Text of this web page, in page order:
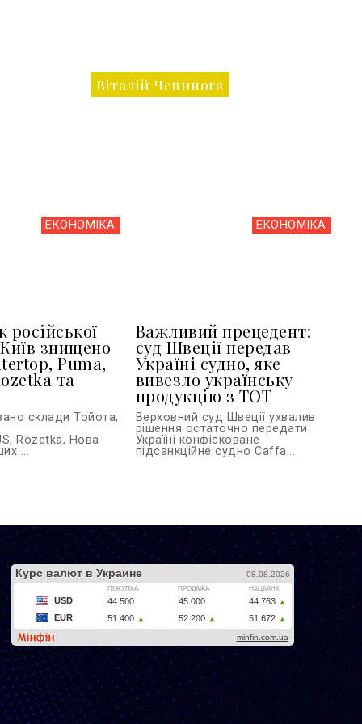
Віталій Чепинога
ЕКОНОМІКА
російської
знищено
Puma,
та
склади Тойота,
Rozetka, Нова
...
ЕКОНОМІКА
Важливий прецедент:
суд Швеції передав
Україні судно, яке
вивезло українську
продукцію з ТОТ
Верховний суд Швеції ухвалив
рішення остаточно передати
Україні конфісковане
підсанкційне судно Caffa...